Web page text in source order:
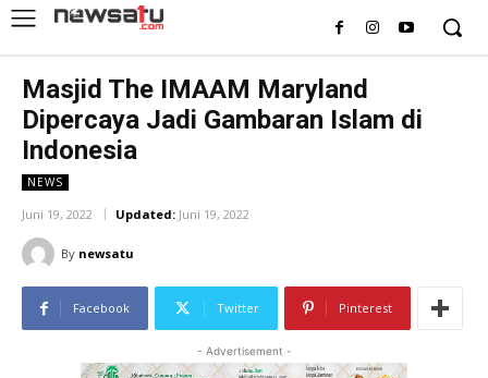
Masjid The IMAAM Maryland
Dipercaya Jadi Gambaran Islam di
Indonesia
NEWS
Juni 19, 2022 Updated: Juni 19, 2022
By newsatu
Facebook Twitter Pinterest
- Advertisement -